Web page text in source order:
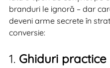
branduri le ignoră – dar
deveni arme secrete în
conversie:
1. Ghiduri practice